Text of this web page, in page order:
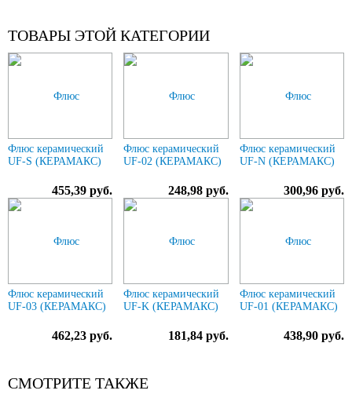
ТОВАРЫ ЭТОЙ КАТЕГОРИИ
Флюс керамический
UF-S (КЕРАМАКС)
455,39 руб.
Флюс керамический
UF-02 (КЕРАМАКС)
248,98 руб.
Флюс керамический
UF-N (КЕРАМАКС)
300,96 руб.
Флюс керамический
UF-03 (КЕРАМАКС)
462,23 руб.
Флюс керамический
UF-K (КЕРАМАКС)
181,84 руб.
Флюс керамический
UF-01 (КЕРАМАКС)
438,90 руб.
СМОТРИТЕ ТАКЖЕ